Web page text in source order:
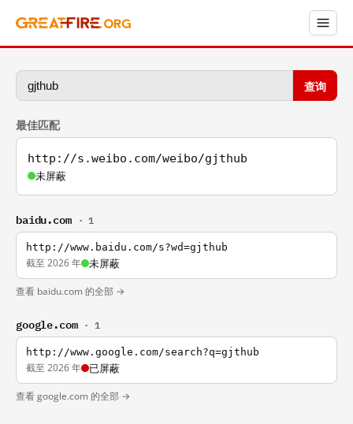
查询
最佳匹配
http://s.weibo.com/weibo/gjthub
未屏蔽
baidu.com · 1
http://www.baidu.com/s?wd=gjthub
截至 2026 年 未屏蔽
查看 baidu.com 的全部 →
google.com · 1
http://www.google.com/search?q=gjthub
截至 2026 年 已屏蔽
查看 google.com 的全部 →